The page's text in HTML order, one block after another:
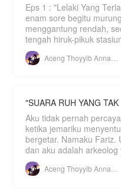
Eps 1 : "Lelaki Yang Terlalu Cepat"
enam sore begitu
menggantung rendah,
tengah hiruk-pikuk
"SUARA RUH YANG
Aku tidak pernah
ketika jemariku
bergetar. Namaku Fariz. Usiaku tiga puluh lima tahun,
dan aku adalah